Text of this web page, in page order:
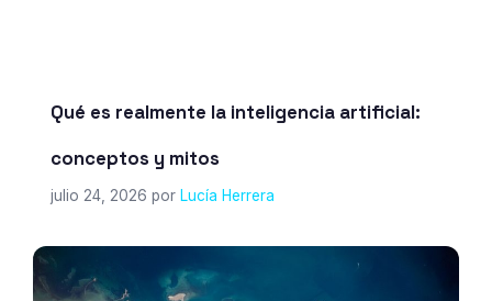
Qué es realmente la inteligencia artificial:
conceptos y mitos
julio 24, 2026 por Lucía Herrera